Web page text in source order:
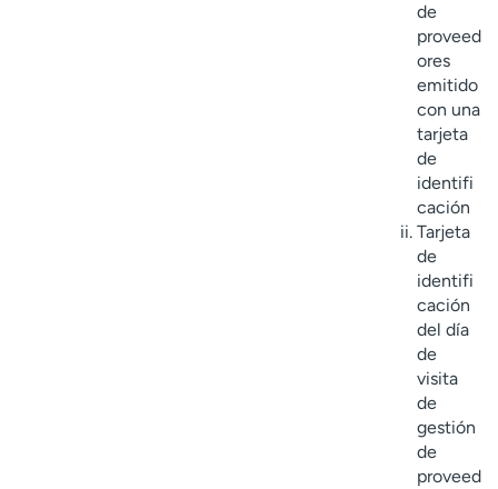
de
proveed
ores
emitido
con una
tarjeta
de
identifi
cación
Tarjeta
de
identifi
cación
del día
de
visita
de
gestión
de
proveed